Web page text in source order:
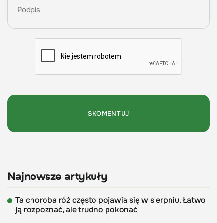
Najnowsze artykuły
Ta choroba róż często pojawia się w sierpniu. Łatwo
ją rozpoznać, ale trudno pokonać